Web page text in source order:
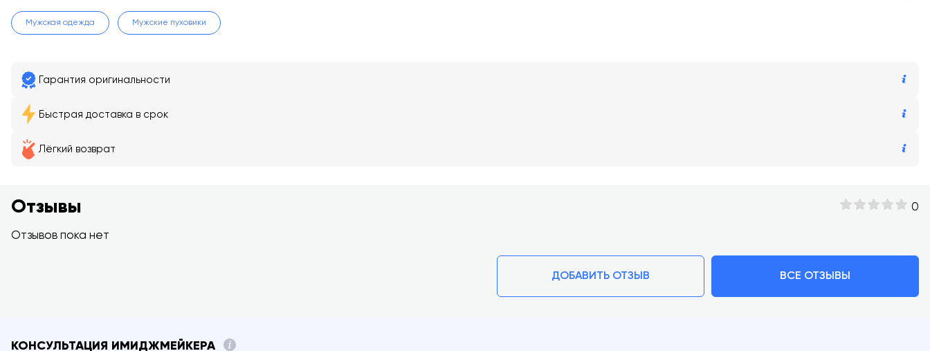
Мужская одежда Мужские пуховики
Гарантия оригинальности
Быстрая доставка в срок
Лёгкий возврат
Отзывы 0
Отзывов пока нет
ДОБАВИТЬ ОТЗЫВ ВСЕ ОТЗЫВЫ
КОНСУЛЬТАЦИЯ ИМИДЖМЕЙКЕРА